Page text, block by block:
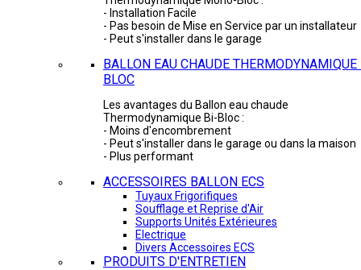
- Installation Facile
- Pas besoin de Mise en Service par un installateur
- Peut s'installer dans le garage
BALLON EAU CHAUDE
BLOC
Les avantages du Ballon eau chaude
Thermodynamique Bi-Bloc :
- Moins d'encombrement
- Peut s'installer dans le garage ou dans la maison
- Plus performant
ACCESSOIRES BALLON ECS
Tuyaux Frigorifiques
Soufflage et Reprise d'Air
Supports Unités Extérieures
Electrique
Divers Accessoires ECS
PRODUITS D'ENTRETIEN